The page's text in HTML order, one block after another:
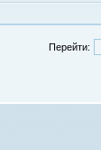
Перейти: